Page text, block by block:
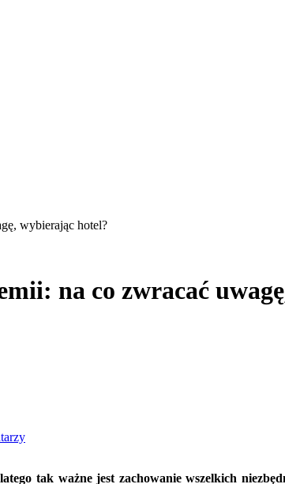
wybierając hotel?
na co zwracać